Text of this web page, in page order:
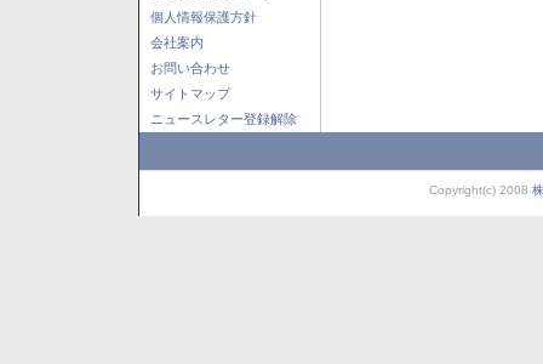
個人情報保護方針
会社案内
お問い合わせ
サイトマップ
ニュースレター登録解除
Copyright(c) 2008